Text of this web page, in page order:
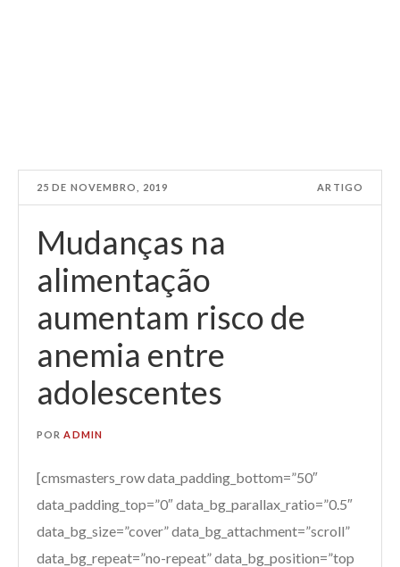
25 DE NOVEMBRO, 2019 ARTIGO
Mudanças na
alimentação
aumentam risco de
anemia entre
adolescentes
PORADMIN
[cmsmasters_row data_padding_bottom=”50″
data_padding_top=”0″ data_bg_parallax_ratio=”0.5″
data_bg_size=”cover” data_bg_attachment=”scroll”
data_bg_repeat=”no-repeat” data_bg_position=”top